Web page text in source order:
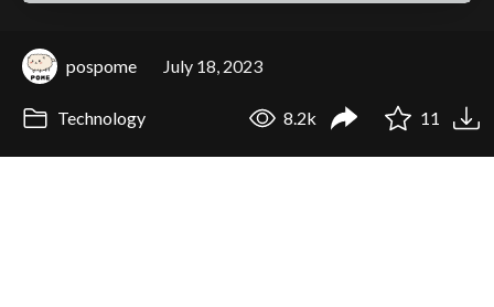
pospome July 18, 2023
Technology 8.2k 11